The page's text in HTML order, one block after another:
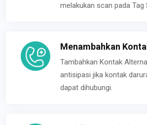
melakukan scan pada Tag
Menambahkan
Tambahkan Kontak
antisipasi jika kontak
dapat dihubungi.